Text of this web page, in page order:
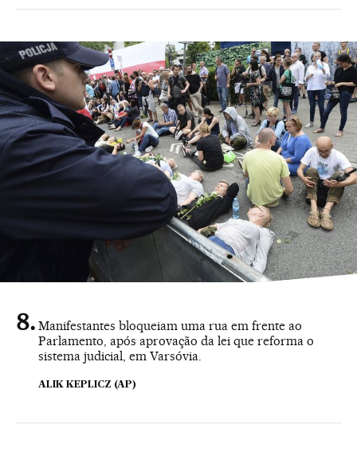
Manifestantes bloqueiam uma rua em frente ao
Parlamento, após aprovação da lei que reforma o
sistema judicial, em Varsóvia.
ALIK KEPLICZ (AP)